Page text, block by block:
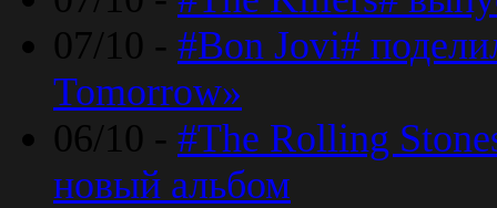
07/10 - #Bon Jovi#
Tomorrow»
06/10 - #The Rolling
новый альбом